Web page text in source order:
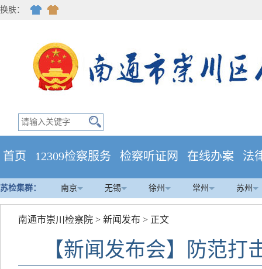
换肤：
首页 12309检察服务 检察听证网 在线办案 法
苏检集群： 南京 无锡 徐州 常州 苏州
南通市崇川检察院 > 新闻发布 > 正文
【新闻发布会】防范打